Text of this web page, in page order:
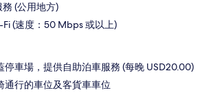
(公用地方)
(速度：50 Mbps 或以上)
停車場，提供自助泊車服務 (每晚 USD20.00)
通行的車位及客貨車車位